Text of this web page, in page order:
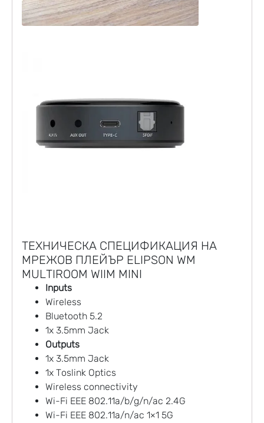
ТЕХНИЧЕСКА СПЕЦИФИКАЦИЯ НА
МРЕЖОВ ПЛЕЙЪР ELIPSON WM
MULTIROOM WIIM MINI
Inputs
Wireless
Bluetooth 5.2
1x 3.5mm Jack
Outputs
1x 3.5mm Jack
1x Toslink Optics
Wireless connectivity
Wi-Fi EEE 802.11a/b/g/n/ac 2.4G
Wi-Fi EEE 802.11a/n/ac 1×1 5G